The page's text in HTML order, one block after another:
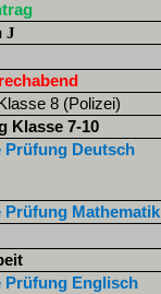
J
8 (Polizei)
Klasse 7-10
Deutsch
Mathematik
Englisch